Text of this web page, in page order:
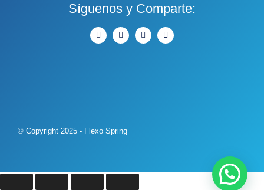
Síguenos y Comparte:
© Copyright 2025 - Flexo Spring